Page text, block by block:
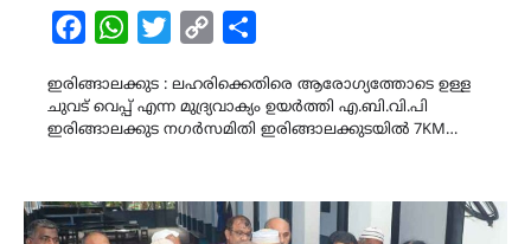
FacebookWhatsAppTwitterCopy
ഇരിങ്ങാലക്കുട : ലഹരിക്കെതിരെ ആരോഗ്യത്തോടെ ഉള്ള
ചുവട് വെപ്പ് എന്ന മുദ്ര്യവാക്യം ഉയർത്തി എ.ബി.വി.പി
ഇരിങ്ങാലക്കുട നഗർസമിതി ഇരിങ്ങാലക്കുടയിൽ 7KM…